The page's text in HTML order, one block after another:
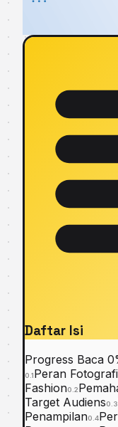
Daftar Isi
Progress Baca
0.1Peran
Fashion0.2
Target Audiens0.3
Penampilan0.4